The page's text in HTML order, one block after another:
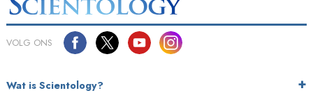
VOLG ONS
Wat is Scientology?